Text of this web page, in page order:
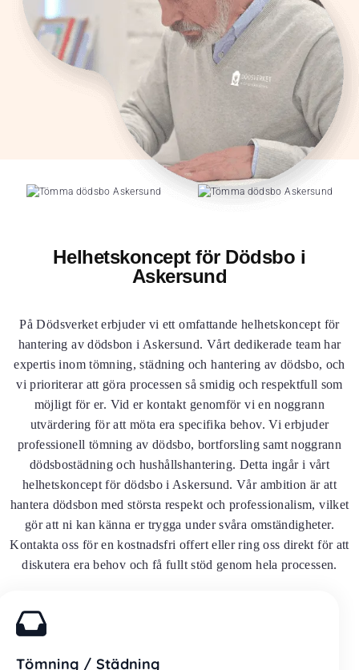
Helhetskoncept för Dödsbo i
Askersund
På Dödsverket erbjuder vi ett omfattande helhetskoncept för
hantering av dödsbon i Askersund. Vårt dedikerade team har
expertis inom tömning, städning och hantering av dödsbo, och
vi prioriterar att göra processen så smidig och respektfull som
möjligt för er. Vid er kontakt genomför vi en noggrann
utvärdering för att möta era specifika behov. Vi erbjuder
professionell tömning av dödsbo, bortforsling samt noggrann
dödsbostädning och hushållshantering. Detta ingår i vårt
helhetskoncept för dödsbo i Askersund. Vår ambition är att
hantera dödsbon med största respekt och professionalism, vilket
gör att ni kan känna er trygga under svåra omständigheter.
Kontakta oss för en kostnadsfri offert eller ring oss direkt för att
diskutera era behov och få fullt stöd genom hela processen.
Tömning / Städning